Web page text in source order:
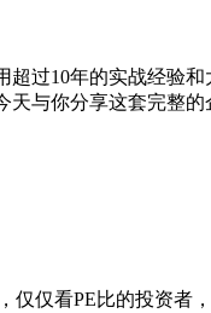
过10年的实战经验
与你分享这套完整的
仅看PE比的投资